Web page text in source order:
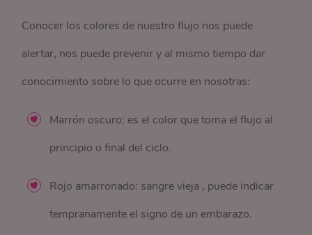
Conocer los colores de nuestro flujo nos puede
alertar, nos puede prevenir y al mismo tiempo dar
conocimiento sobre lo que ocurre en nosotras:
Marrón oscuro: es el color que toma el flujo al
principio o final del ciclo.
Rojo amarronado: sangre vieja , puede indicar
tempranamente el signo de un embarazo.